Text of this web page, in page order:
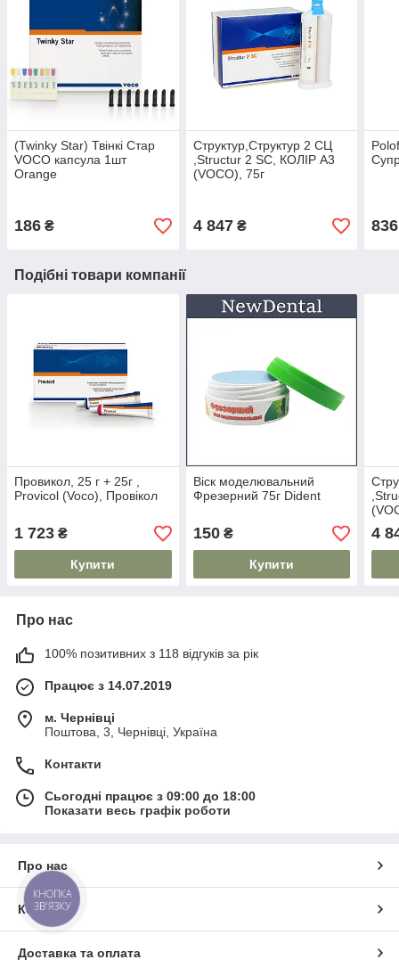
(Twinky Star) Твінкі Стар
VOCO капсула 1шт
Orange
186 ₴
Структур,Структур 2 СЦ
,Structur 2 SC, КОЛІР А3
(VOCO), 75г
4 847₴ 836
Подібні товари компанії
Провикол, 25 г + 25г ,
Provicol (Voco), Провікол
1 723 ₴
Купити
Віск моделювальний
Фрезерний 75г Dident
150₴
Купити
4
Про нас
100% позитивних з 118 відгуків за рік
Працює з 14.07.2019
м. Чернівці
Поштова, 3, Чернівці, Україна
Контакти
Сьогодні працює з 09:00 до 18:00
Показати весь графік роботи
Про нас
Контакти
Доставка та оплата
КНОПКА
ЗВ'ЯЗКУ